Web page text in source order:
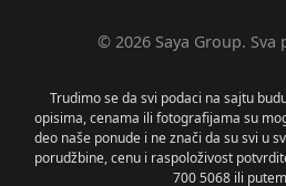
© 2026 Saya Group. Sva
Trudimo se da svi podaci na sajtu
opisima, cenama ili fotografijama su
deo naše ponude i ne znači da su svi u
porudžbine, cenu i raspoloživost
700 5068 ili